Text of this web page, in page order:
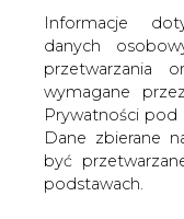
Informacje
danych
przetwarzania
wymagane
Prywatności pod
Dane zbierane
być
podstawach.
Strategia